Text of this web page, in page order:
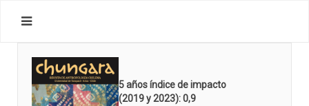
5 años índice de impacto
(2019 y 2023): 0,9